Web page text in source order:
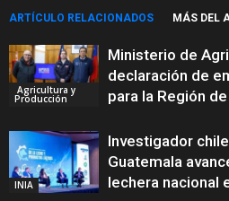
ARTÍCULO RELACIONADOS MÁS DEL
Agricultura y
Producción
Ministerio de
declaración de
para la Región
INIA
Investigador
Guatemala
lechera nacional